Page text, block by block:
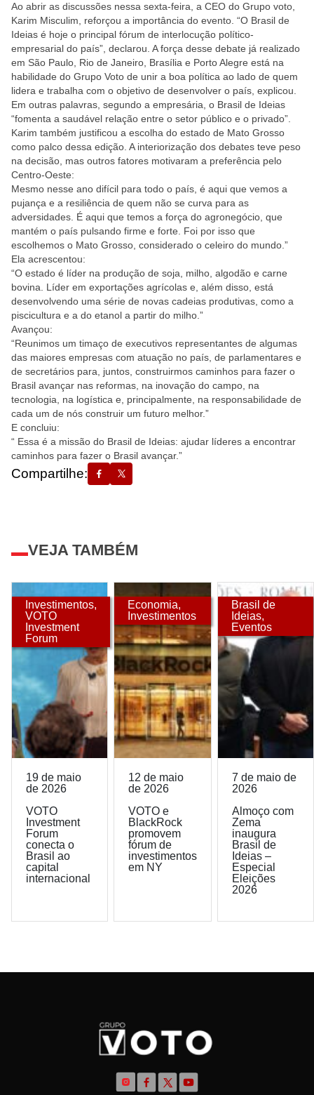
Ao abrir as discussões nessa sexta-feira, a CEO do Grupo voto,
Karim Misculim, reforçou a importância do evento. “O Brasil de
Ideias é hoje o principal fórum de interlocução político-
empresarial do país”, declarou. A força desse debate já realizado
em São Paulo, Rio de Janeiro, Brasília e Porto Alegre está na
habilidade do Grupo Voto de unir a boa política ao lado de quem
lidera e trabalha com o objetivo de desenvolver o país, explicou.
Em outras palavras, segundo a empresária, o Brasil de Ideias
“fomenta a saudável relação entre o setor público e o privado”.
Karim também justificou a escolha do estado de Mato Grosso
como palco dessa edição. A interiorização dos debates teve peso
na decisão, mas outros fatores motivaram a preferência pelo
Centro-Oeste:
Mesmo nesse ano difícil para todo o país, é aqui que vemos a
pujança e a resiliência de quem não se curva para as
adversidades. É aqui que temos a força do agronegócio, que
mantém o país pulsando firme e forte. Foi por isso que
escolhemos o Mato Grosso, considerado o celeiro do mundo.”
Ela acrescentou:
“O estado é líder na produção de soja, milho, algodão e carne
bovina. Líder em exportações agrícolas e, além disso, está
desenvolvendo uma série de novas cadeias produtivas, como a
piscicultura e a do etanol a partir do milho.”
Avançou:
“Reunimos um timaço de executivos representantes de algumas
das maiores empresas com atuação no país, de parlamentares e
de secretários para, juntos, construirmos caminhos para fazer o
Brasil avançar nas reformas, na inovação do campo, na
tecnologia, na logística e, principalmente, na responsabilidade de
cada um de nós construir um futuro melhor.”
E concluiu:
“ Essa é a missão do Brasil de Ideias: ajudar líderes a encontrar
caminhos para fazer o Brasil avançar.”
Compartilhe:
VEJA TAMBÉM
Investimentos,
VOTO
Investment
Forum
19 de maio
de 2026
VOTO
Investment
Forum
conecta o
Brasil ao
capital
internacional
Economia,
Investimentos
12 de maio
de 2026
VOTO e
BlackRock
promovem
fórum de
investimentos
em NY
Brasil de
Ideias,
Eventos
7 de maio de
2026
Almoço com
Zema
inaugura
Brasil de
Ideias –
Especial
Eleições
2026